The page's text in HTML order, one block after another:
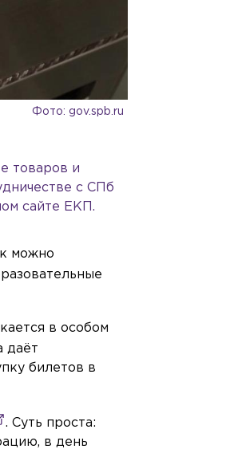
Фото: gov.spb.ru
товаров и
с СПб
сайте ЕКП.
можно
в особом
даёт
билетов в
. Суть проста:
в день